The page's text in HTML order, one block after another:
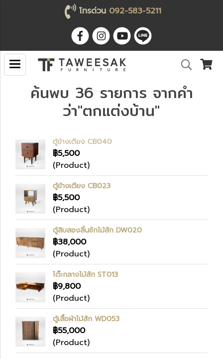
โทรด่วน 092-583-5211
ค้นพบ 36 รายการ จากคำ
ว่า"ตกแต่งบ้าน"
ตู้ข้างเตียง CB040
฿5,500
(Product)
ตู้ข้างเตียง CB023
฿5,500
(Product)
ตู้สิบสองลิ้นชักไม้สัก DW020
฿38,000
(Product)
โต๊ะกลางไม้สัก ST013
฿9,800
(Product)
ตู้เสื้อผ้าไม้สัก WD053
฿55,000
(Product)